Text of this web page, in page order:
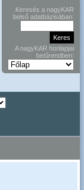
Keresés a nagyKAR
belső adatbázisában:
A nagyKAR honlapjai
betűrendben: